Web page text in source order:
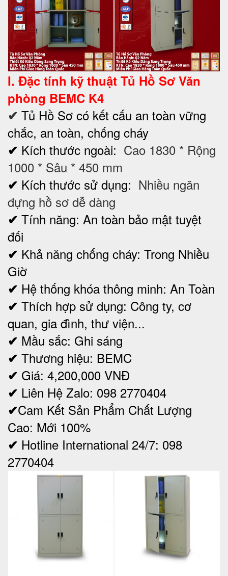
I. Đặc tính kỹ thuật Tủ Hồ Sơ Văn
phòng BEMC K4
✔ Tủ Hồ Sơ có kết cấu an toàn vững
chắc, an toàn, chống cháy
✔ Kích thước ngoài: Cao 1830 * Rộng
1000 * Sâu * 450 mm
✔ Kích thước sử dụng: Nhiều ngăn
đựng hồ sơ dễ dàng
✔ Tính năng: An toàn bảo mật tuyệt
đối
✔ Khả năng chống cháy: Trong Nhiều
Giờ
✔ Hệ thống khóa thông minh: An Toàn
✔ Thích hợp sử dụng: Công ty, cơ
quan, gia đình, thư viện...
✔ Mầu sắc: Ghi sáng
✔ Thương hiệu: BEMC
✔ Giá: 4,200,000 VNĐ
✔ Liên Hệ Zalo: 098 2770404
✔Cam Kết Sản Phẩm Chất Lượng
Cao: Mới 100%
✔ Hotline International 24/7: 098
2770404